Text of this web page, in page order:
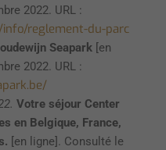
2022. URL :
reglement-du-parc
Seapark [en
2022. URL :
Votre séjour Center
en Belgique, France,
[en ligne]. Consulté le